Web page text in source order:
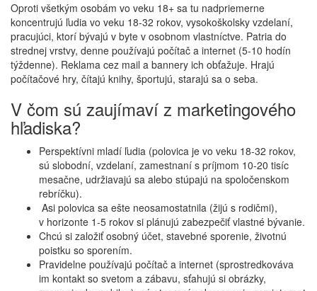
Oproti všetkým osobám vo veku 18+ sa tu nadpriemerne
koncentrujú ľudia vo veku 18-32 rokov, vysokoškolsky vzdelaní,
pracujúci, ktorí bývajú v byte v osobnom vlastníctve. Patria do
strednej vrstvy, denne používajú počítač a internet (5-10 hodín
týždenne). Reklama cez mail a bannery ich obťažuje. Hrajú
počítačové hry, čítajú knihy, športujú, starajú sa o seba.
V čom sú zaujímaví z marketingového
hľadiska?
Perspektívni mladí ľudia (polovica je vo veku 18-32 rokov,
sú slobodní, vzdelaní, zamestnaní s príjmom 10-20 tisíc
mesačne, udržiavajú sa alebo stúpajú na spoločenskom
rebríčku).
Asi polovica sa ešte neosamostatnila (žijú s rodičmi),
v horizonte 1-5 rokov si plánujú zabezpečiť vlastné bývanie.
Chcú si založiť osobný účet, stavebné sporenie, životnú
poistku so sporením.
Pravidelne používajú počítač a internet (sprostredkováva
im kontakt so svetom a zábavu, sťahujú si obrázky,